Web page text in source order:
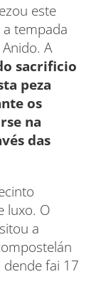
este
tempada
A
sacrificio
peza
os
na
das
luxo. O
a
fai 17